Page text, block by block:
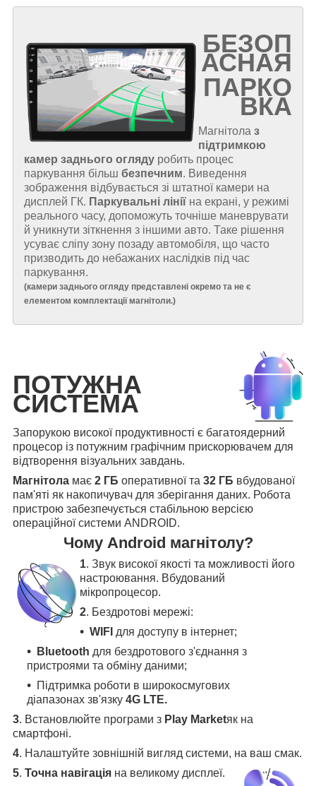
БЕЗОП
АСНАЯ
ПАРКО
ВКА
Магнітола з
підтримкою
камер заднього огляду робить процес
паркування більш безпечним. Виведення
зображення відбувається зі штатної камери на
дисплей ГК. Паркувальні лінії на екрані, у режимі
реального часу, допоможуть точніше маневрувати
й уникнути зіткнення з іншими авто. Таке рішення
усуває сліпу зону позаду автомобіля, що часто
призводить до небажаних наслідків під час
паркування.
(камери заднього огляду представлені окремо та не є
елементом комплектації магнітоли.)
ПОТУЖНА
СИСТЕМА
Запорукою високої продуктивності є багатоядерний
процесор із потужним графічним прискорювачем для
відтворення візуальних завдань.
Магнітола має 2 ГБ оперативної та 32 ГБ вбудованої
пам'яті як накопичувач для зберігання даних. Робота
пристрою забезпечується стабільною версією
операційної системи ANDROID.
Чому Android магнітолу?
1. Звук високої якості та можливості його
настроювання. Вбудований
мікропроцесор.
2. Бездротові мережі:
WIFI для доступу в інтернет;
Bluetooth для бездротового з'єднання з
пристроями та обміну даними;
Підтримка роботи в широкосмугових
діапазонах зв'язку 4G LTE.
3. Встановлюйте програми з Play Marketяк на
смартфоні.
4. Налаштуйте зовнішній вигляд системи, на ваш смак.
5. Точна навігація на великому дисплеї.